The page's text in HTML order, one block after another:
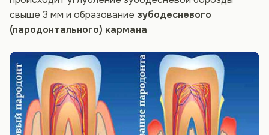
свыше 3 мм и образование зубодесневого
(пародонтального) кармана